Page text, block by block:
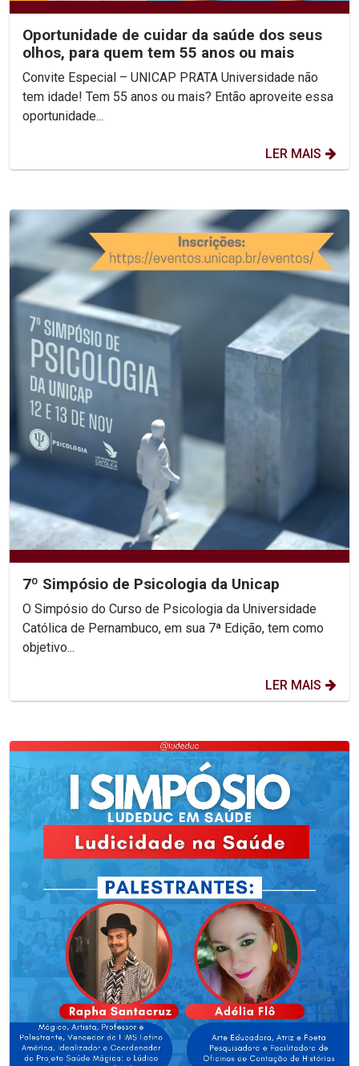
Oportunidade de cuidar da saúde dos seus
olhos, para quem tem 55 anos ou mais
Convite Especial – UNICAP PRATA Universidade não
tem idade! Tem 55 anos ou mais? Então aproveite essa
oportunidade...
LER MAIS
7º Simpósio de Psicologia da Unicap
O Simpósio do Curso de Psicologia da Universidade
Católica de Pernambuco, em sua 7ª Edição, tem como
objetivo...
LER MAIS